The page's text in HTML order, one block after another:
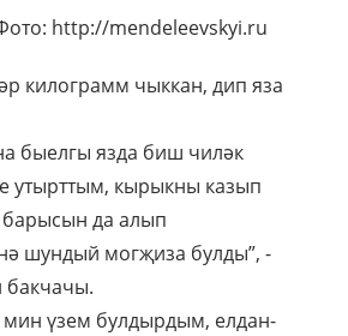
http://mendeleevskyi.ru
килограмм чыккан, дип яза
быелгы язда биш чиләк
утырттым, кырыкны казып
да алып
шундый могҗиза булды”, -
бакчачы.
мин үзем булдырдым, елдан-